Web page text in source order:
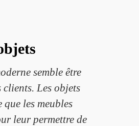
semble être
clients. Les objets
les meubles
leur permettre de